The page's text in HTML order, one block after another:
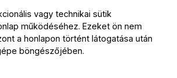
vagy technikai sütik
működéséhez. Ezeket ön nem
a honlapon történt látogatása után
böngészőjében.